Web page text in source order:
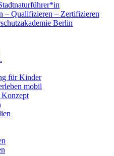
– Qualifizieren – Zertifizieren
Berlin
für Kinder
mobil
Konzept